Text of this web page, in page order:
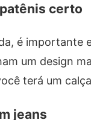
certo
é importante
um design
terá um
jeans